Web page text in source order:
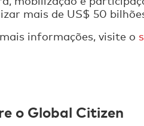
mais de US$ 50
informações, visite o
o Global Citizen